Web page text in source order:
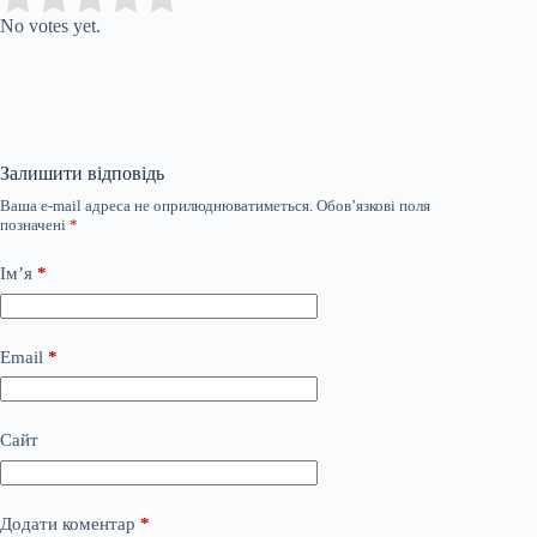
No votes yet.
Залишити відповідь
Ваша e-mail адреса не оприлюднюватиметься. Обов’язкові поля
позначені *
Ім’я *
Email *
Сайт
Додати коментар *